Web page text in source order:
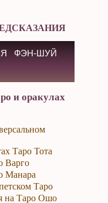
ФЭН-ШУЙ
и оракулах
Таро Тота
Варго
Манара
Таро
на Таро Ошо